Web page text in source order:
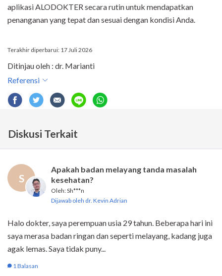
aplikasi ALODOKTER secara rutin untuk mendapatkan
penanganan yang tepat dan sesuai dengan kondisi Anda.
Terakhir diperbarui: 17 Juli 2026